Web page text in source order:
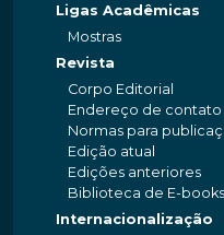
Ligas Acadêmicas
Mostras
Revista
Corpo Editorial
Endereço de contato
Normas para
Edição atual
Edições anteriores
Biblioteca de E-books
Internacionalização